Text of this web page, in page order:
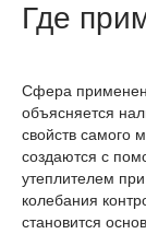
Где
Сфера
объясняется
свойств самого
создаются с
утеплителем
колебания
становится